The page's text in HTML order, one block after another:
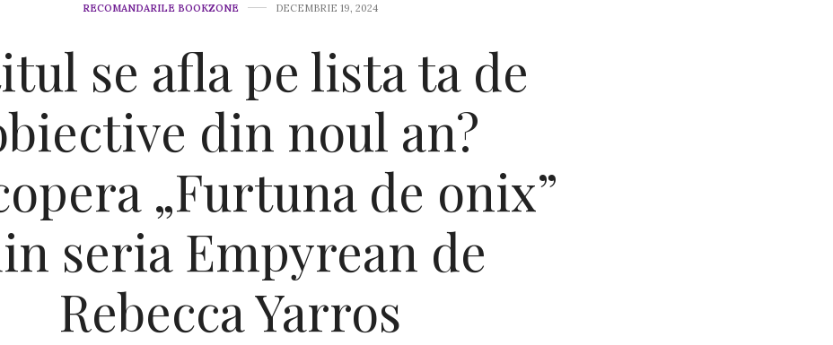
RECOMANDARILE BOOKZONE DECEMBRIE 19, 2024
se afla pe lista ta de
din noul an?
„Furtuna de onix”
seria Empyrean de
Rebecca Yarros